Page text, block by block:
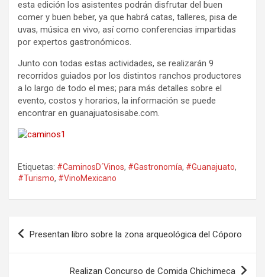
esta edición los asistentes podrán disfrutar del buen
comer y buen beber, ya que habrá catas, talleres, pisa de
uvas, música en vivo, así como conferencias impartidas
por expertos gastronómicos.
Junto con todas estas actividades, se realizarán 9
recorridos guiados por los distintos ranchos productores
a lo largo de todo el mes; para más detalles sobre el
evento, costos y horarios, la información se puede
encontrar en guanajuatosisabe.com.
Etiquetas: #CaminosD´Vinos, #Gastronomía, #Guanajuato,
#Turismo, #VinoMexicano
Navegación
Presentan libro sobre la zona arqueológica del Cóporo
Realizan Concurso de Comida Chichimeca